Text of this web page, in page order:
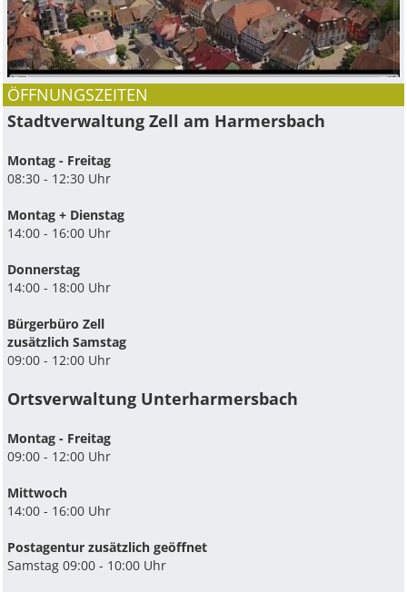
ÖFFNUNGSZEITEN
Stadtverwaltung Zell am Harmersbach
Montag - Freitag
08:30 - 12:30 Uhr
Montag + Dienstag
14:00 - 16:00 Uhr
Donnerstag
14:00 - 18:00 Uhr
Bürgerbüro Zell
zusätzlich Samstag
09:00 - 12:00 Uhr
Ortsverwaltung Unterharmersbach
Montag - Freitag
09:00 - 12:00 Uhr
Mittwoch
14:00 - 16:00 Uhr
Postagentur zusätzlich geöffnet
Samstag 09:00 - 10:00 Uhr